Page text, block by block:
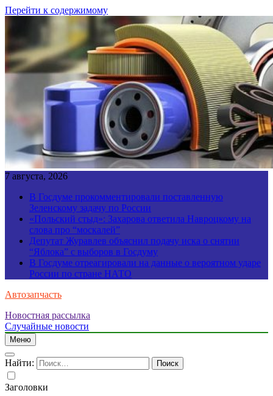
Перейти к содержимому
7 августа, 2026
В Госдуме прокомментировали поставленную
Зеленскому задачу по России
«Польский стыд»: Захарова ответила Навроцкому на
слова про “москалей”
Депутат Журавлев объяснил подачу иска о снятии
“Яблока” с выборов в Госдуму
В Госдуме отреагировали на данные о вероятном ударе
России по стране НАТО
Автозапчасть
Новостная рассылка
Случайные новости
Меню
Найти:
Заголовки